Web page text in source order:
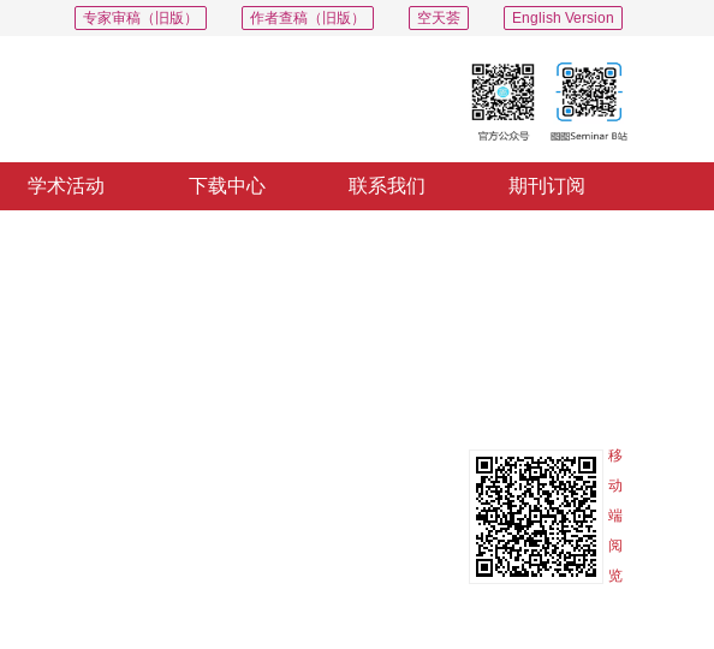
English Version
空天荟
作者查稿（旧版）
专家审稿（旧版）
学术活动 下载中心 联系我们 期刊订阅
移
动
端
阅
览